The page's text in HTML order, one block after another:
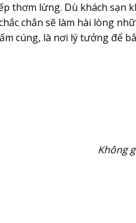
thơm lừng. Dù khách sạn
chắn sẽ làm hài lòng
cúng, là nơi lý tưởng để
Không